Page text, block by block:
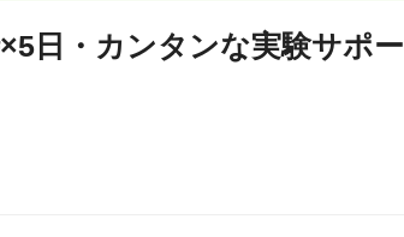
日・カンタンな実験サポー